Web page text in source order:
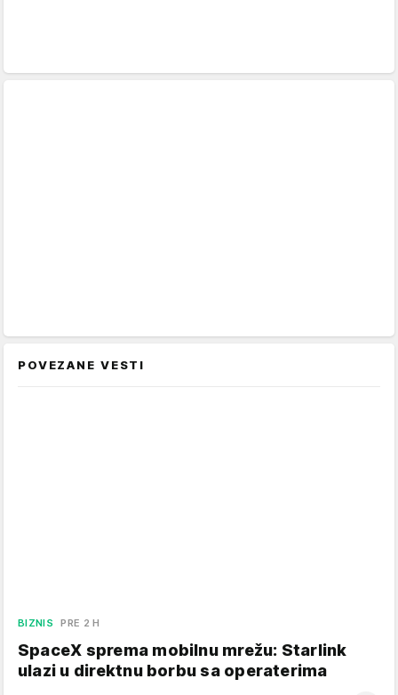
POVEZANE VESTI
BIZNIS PRE 2 H
SpaceX sprema mobilnu mrežu: Starlink
ulazi u direktnu borbu sa operaterima